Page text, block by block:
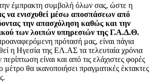
έμπρακτη συμβολή όλων σας, ώστε η
να ενισχυθεί μέσω αποσπάσεων από
την απασχόληση καθώς και την
των λοιπών υπηρεσιών της Γ.Α.Δ.Θ.
πρότασή μας, είναι πάγια
η Ηγεσία της ΕΛ.ΑΣ τα τελευταία χρόνια
είναι και από τις ελάχιστες φορές
θα ικανοποιήσει πραγματικές έκτακτες